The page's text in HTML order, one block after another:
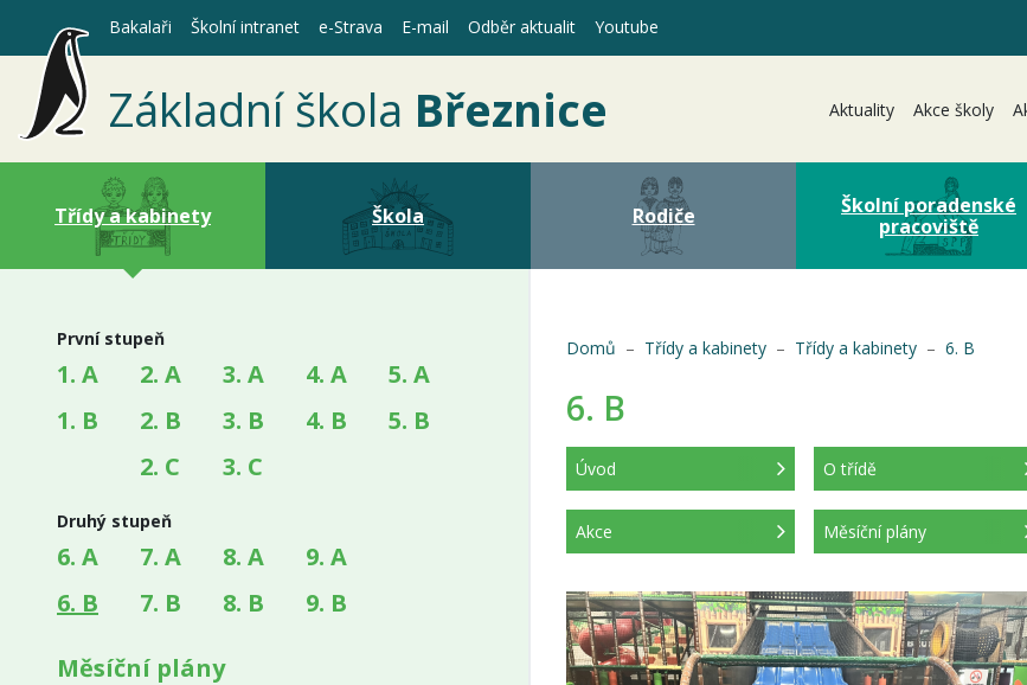
Základní škola Březnice Aktuality Akce školy
Bakalaři Školní intranet e-Strava E-mail Odběr aktualit Youtube
Třídy a kabinety Škola Rodiče
Školní poradenské
pracoviště
První stupeň
1. A
1. B
2. A
2. B
2. C
3. A
3. B
3. C
4. A
4. B
5. A
5. B
Druhý stupeň
6. A
6. B (aktuální)
7. A
7. B
8. A
8. B
9. A
9. B
Měsíční plány
Domů Třídy a kabinety Třídy a kabinety 6. B
6. B
Úvod
(aktuální)
O třídě
Akce Měsíční plány